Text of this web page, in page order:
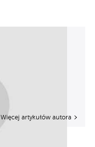
Więcej artykułów autora